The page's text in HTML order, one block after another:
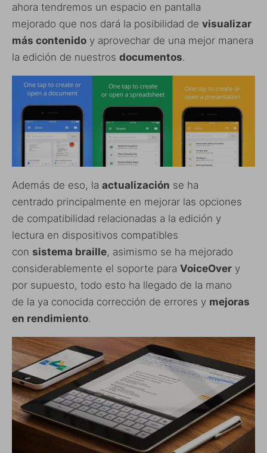
ahora tendremos un espacio en pantalla
mejorado que nos dará la posibilidad de visualizar
más contenido y aprovechar de una mejor manera
la edición de nuestros documentos.
Además de eso, la actualización se ha
centrado principalmente en mejorar las opciones
de compatibilidad relacionadas a la edición y
lectura en dispositivos compatibles
con sistema braille, asimismo se ha mejorado
considerablemente el soporte para VoiceOver y
por supuesto, todo esto ha llegado de la mano
de la ya conocida corrección de errores y mejoras
en rendimiento.